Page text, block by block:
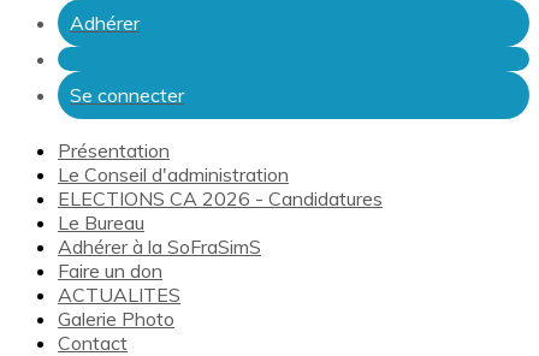
Adhérer
Se connecter
Présentation
Le Conseil d'administration
ELECTIONS CA 2026 - Candidatures
Le Bureau
Adhérer à la SoFraSimS
Faire un don
ACTUALITES
Galerie Photo
Contact